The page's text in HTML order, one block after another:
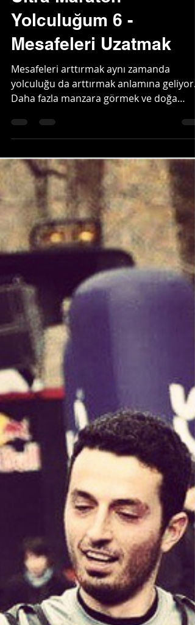
Abdullah Özdemir
8 Şub 2021
Yolculuğum 6 -
Mesafeleri Uzatmak
Daha fazla manzara görmek ve doğa
içerisinde geçirilecek...